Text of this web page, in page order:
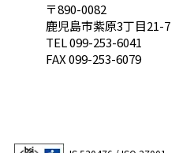
〒890-0082
鹿児島市紫原3丁目21-7
TEL 099-253-6041
FAX 099-253-6079